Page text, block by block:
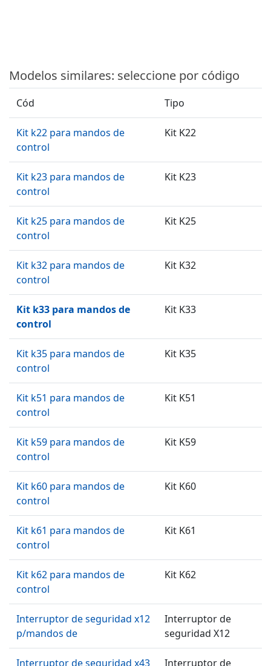
Modelos similares: seleccione por código
Cód Tipo
Kit k22 para mandos de
control
Kit K22
Kit k23 para mandos de
control
Kit K23
Kit k25 para mandos de
control
Kit K25
Kit k32 para mandos de
control
Kit K32
Kit k33 para mandos de
control
Kit K33
Kit k35 para mandos de
control
Kit K35
Kit k51 para mandos de
control
Kit K51
Kit k59 para mandos de
control
Kit K59
Kit k60 para mandos de
control
Kit K60
Kit k61 para mandos de
control
Kit K61
Kit k62 para mandos de
control
Kit K62
Interruptor de seguridad x12
p/mandos de
Interruptor de
seguridad X12
Interruptor de seguridad x43 Interruptor de